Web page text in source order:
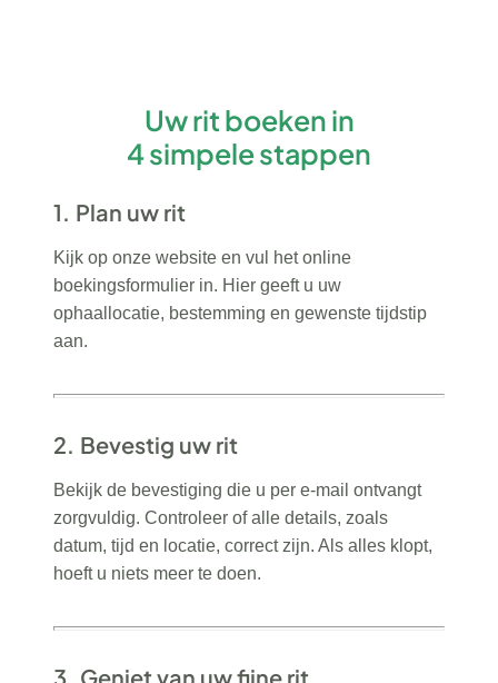
Uw rit boeken in
4 simpele stappen
1. Plan uw rit
Kijk op onze website en vul het online
boekingsformulier in. Hier geeft u uw
ophaallocatie, bestemming en gewenste tijdstip
aan.
2. Bevestig uw rit
Bekijk de bevestiging die u per e-mail ontvangt
zorgvuldig. Controleer of alle details, zoals
datum, tijd en locatie, correct zijn. Als alles klopt,
hoeft u niets meer te doen.
3. Geniet van uw fijne rit